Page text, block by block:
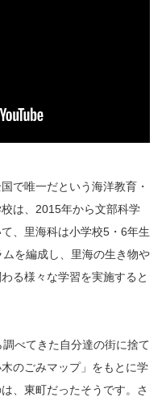
で唯一だという海洋教育・
は、2015年から文部科学
、里海科は小学校5・6年生
を編成し、里海の生き物や
る様々な学習を実施すると
べてきた自分達の街に捨て
のごみマップ」をもとに学
、東町だったそうです。さ